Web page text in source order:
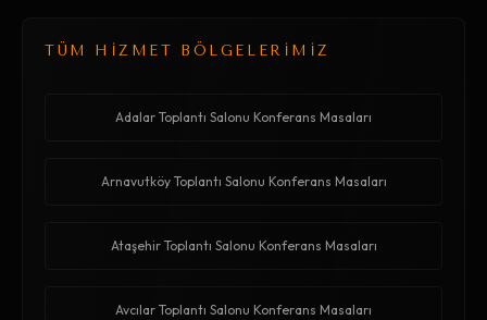
TÜM HİZMET BÖLGELERİMİZ
Adalar Toplantı Salonu Konferans Masaları
Arnavutköy Toplantı Salonu Konferans Masaları
Ataşehir Toplantı Salonu Konferans Masaları
Avcılar Toplantı Salonu Konferans Masaları